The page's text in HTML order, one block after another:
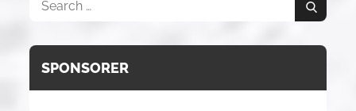
Search
SPONSORER